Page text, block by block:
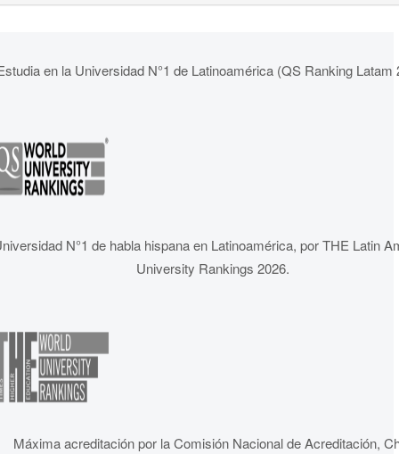
en la Universidad N°1 de Latinoamérica (QS Ranking Latam
N°1 de habla hispana en Latinoamérica, por THE Latin
University Rankings 2026.
Máxima acreditación por la Comisión Nacional de Acreditación,